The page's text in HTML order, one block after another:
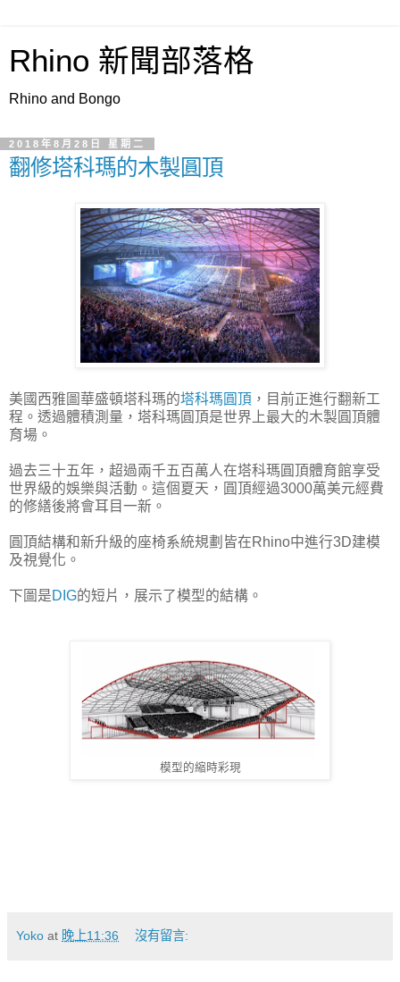
Rhino 新聞部落格
Rhino and Bongo
2018年8月28日 星期二
翻修塔科瑪的木製圓頂
美國西雅圖華盛頓塔科瑪的塔科瑪圓頂 ，目前正進行翻新工
程。透過體積測量，塔科瑪圓頂是世界上最大的木製圓頂體
育場。
過去三十五年，超過兩千五百萬人在塔科瑪圓頂體育館享受
世界級的娛樂與活動。這個夏天，圓頂經過3000萬美元經費
的修繕後將會耳目一新。
圓頂結構和新升級的座椅系統規劃皆在Rhino中進行3D建模
及視覺化。
下圖是DIG的短片，展示了模型的結構。
模型的縮時彩現
Yoko at 晚上11:36 沒有留言: